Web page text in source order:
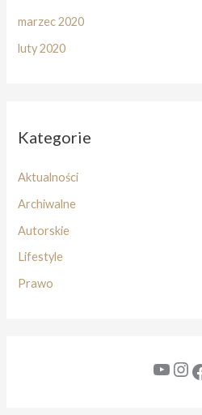
marzec 2020
luty 2020
Kategorie
Aktualności
Archiwalne
Autorskie
Lifestyle
Prawo
YouTube Instagram Facebook